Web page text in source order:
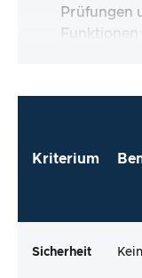
Prüfungen
Kriterium
Sicherheit